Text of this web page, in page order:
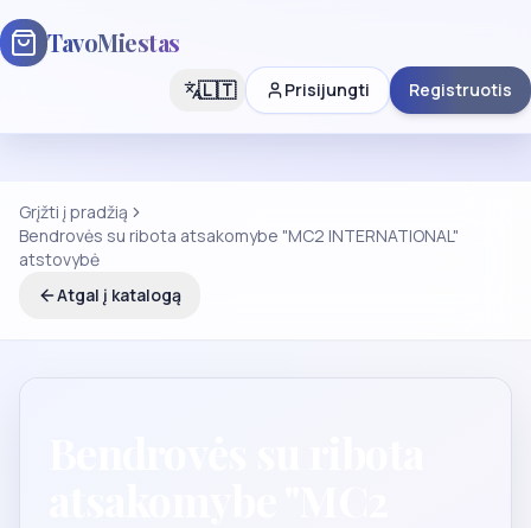
TavoMiestas
🇱🇹 Prisijungti Registruotis
Grįžti į pradžią
Bendrovės su ribota atsakomybe "MC2 INTERNATIONAL"
atstovybė
Atgal į katalogą